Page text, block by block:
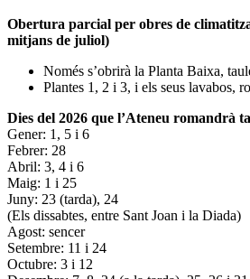
Obertura parcial per obres de
mitjans de juliol)
Només s’obrirà la Planta Baixa,
Plantes 1, 2 i 3, i els seus lavabos,
Dies del 2026 que l’Ateneu romandrà
Gener: 1, 5 i 6
Febrer: 28
Abril: 3, 4 i 6
Maig: 1 i 25
Juny: 23 (tarda), 24
(Els dissabtes, entre Sant Joan i la Diada)
Agost: sencer
Setembre: 11 i 24
Octubre: 3 i 12